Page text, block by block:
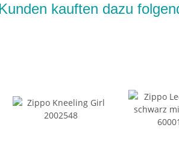
Kunden kauften dazu